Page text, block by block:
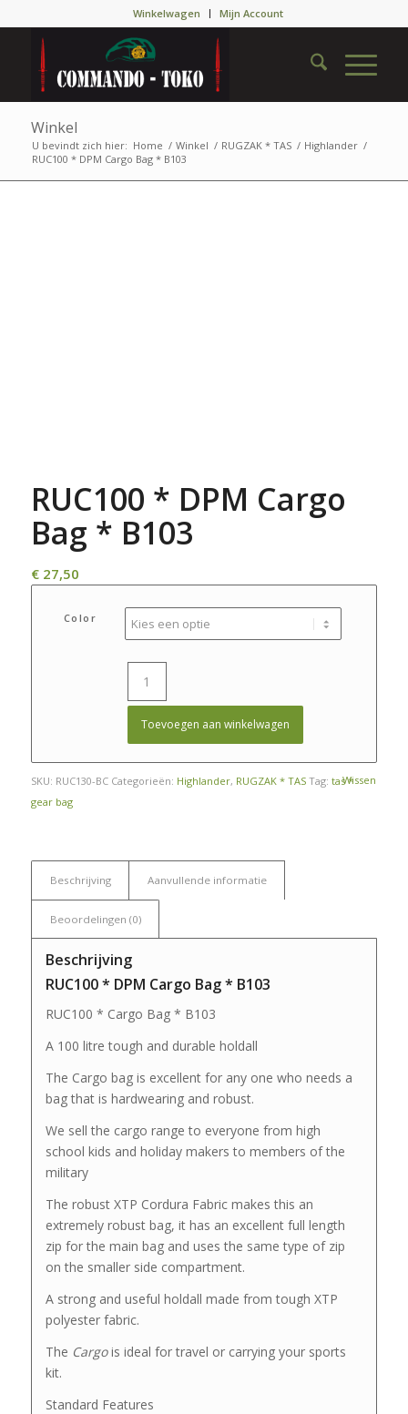
Winkelwagen Mijn Account
Winkel
U bevindt zich hier: Home / Winkel / RUGZAK * TAS / Highlander /
RUC100 * DPM Cargo Bag * B103
RUC100 * DPM Cargo
Bag * B103
€27,50
Color
Wissen
Toevoegen aan winkelwagen
SKU: RUC130-BC Categorieën: Highlander, RUGZAK * TAS Tag: tas *
gear bag
Beschrijving Aanvullende informatie
Beoordelingen (0)
Beschrijving
RUC100 * DPM Cargo Bag * B103
RUC100 * Cargo Bag * B103
A 100 litre tough and durable holdall
The Cargo bag is excellent for any one who needs a
bag that is hardwearing and robust.
We sell the cargo range to everyone from high
school kids and holiday makers to members of the
military
The robust XTP Cordura Fabric makes this an
extremely robust bag, it has an excellent full length
zip for the main bag and uses the same type of zip
on the smaller side compartment.
A strong and useful holdall made from tough XTP
polyester fabric.
The Cargois ideal for travel or carrying your sports
kit.
Standard Features